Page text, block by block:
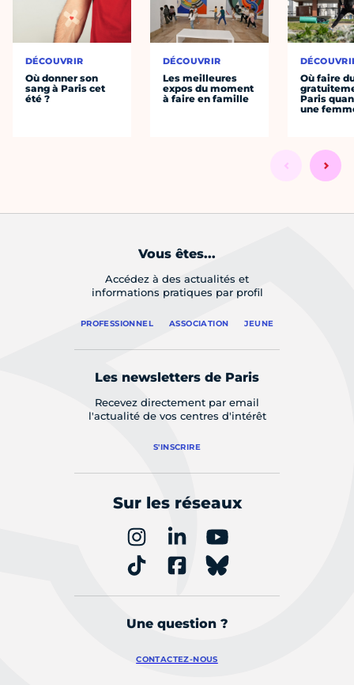
DÉCOUVRIR
Où donner son
sang à Paris cet
été ?
DÉCOUVRIR
Les meilleures
expos du moment
à faire en famille
Où faire
Paris
une
Vous êtes...
Accédez à des actualités et
informations pratiques par profil
PROFESSIONNEL ASSOCIATION JEUNE
Les newsletters de Paris
Recevez directement par email
l'actualité de vos centres d'intérêt
S'INSCRIRE
Sur les réseaux
Une question ?
CONTACTEZ-NOUS